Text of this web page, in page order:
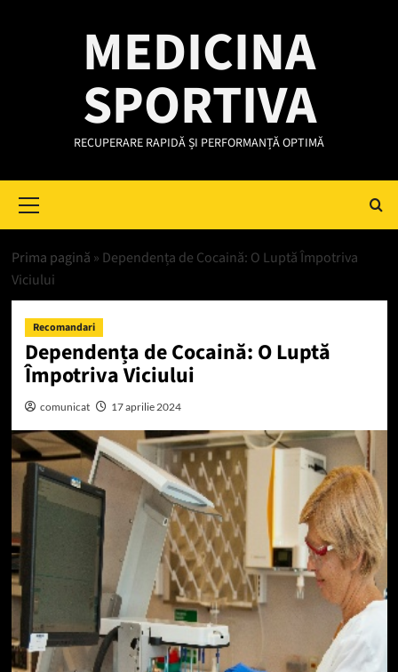
MEDICINA
SPORTIVA
RECUPERARE RAPIDĂ ȘI PERFORMANȚĂ OPTIMĂ
Menu
Prima pagină » Dependența de Cocaină: O Luptă Împotriva
Viciului
Recomandari
Dependența de Cocaină: O Luptă
Împotriva Viciului
comunicat 17 aprilie 2024